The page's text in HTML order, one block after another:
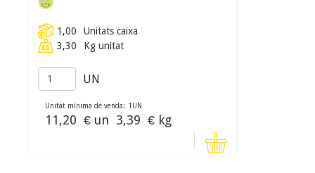
1,00
Unitats caixa
3,30
Kg unitat
UN
Unitat mínima de venda: 1 UN
11,20 € un 3,39 € kg